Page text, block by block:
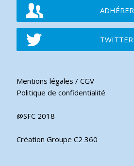
ADHÉRER
TWITTER
Mentions légales / CGV
Politique de confidentialité
@SFC 2018
Création Groupe C2 360